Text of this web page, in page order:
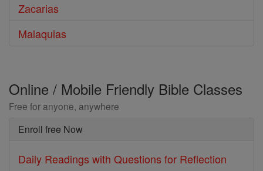
Zacarias
Malaquias
Online / Mobile Friendly Bible Classes
Free for anyone, anywhere
Enroll free Now
Daily Readings with Questions for Reflection